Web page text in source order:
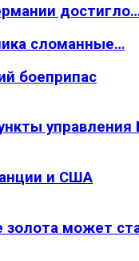
сломанные…
боеприпас
и США
может